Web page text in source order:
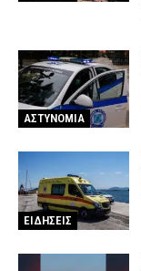
ΑΣΤΥΝΟΜΙΑ
ΕΙΔΗΣΕΙΣ